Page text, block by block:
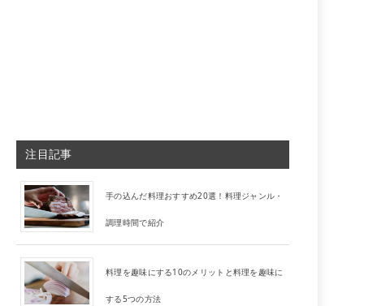
注目記事
手の込んだ料理おすすめ20選！料理ジャンル・
調理時間で紹介
料理を趣味にする10のメリットと料理を趣味に
する5つの方法